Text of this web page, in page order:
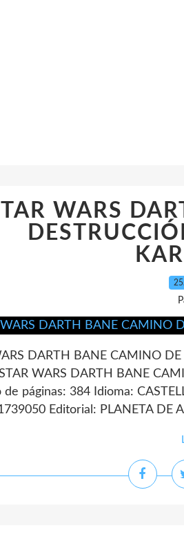
WARS
DARTH BANE CAMINO
WARS DARTH BANE
de páginas: 384 Idioma:
Editorial: PLANETA DE